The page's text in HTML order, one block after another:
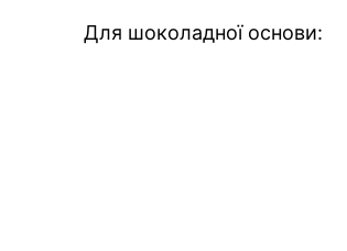
Для шоколадної основи: